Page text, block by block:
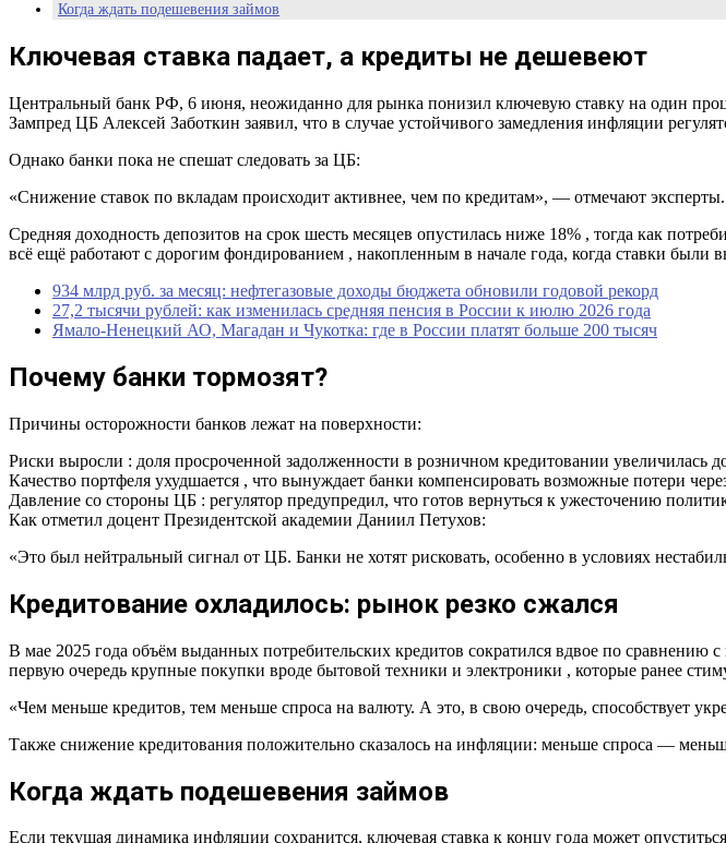
Когда ждать подешевения займов
Ключевая ставка падает, а кредиты не дешевеют
Центральный банк РФ, 6 июня, неожиданно для рынка понизил ключевую ставку на один
Зампред ЦБ Алексей Заботкин заявил, что в случае устойчивого замедления инфляции
Однако банки пока не спешат следовать за ЦБ:
«Снижение ставок по вкладам происходит активнее, чем по кредитам», — отмечают эксперты.
Средняя доходность депозитов на срок шесть месяцев опустилась ниже 18% , тогда как
всё ещё работают с дорогим фондированием , накопленным в начале года, когда ставки были
934 млрд руб. за месяц: нефтегазовые доходы бюджета обновили годовой рекорд
27,2 тысячи рублей: как изменилась средняя пенсия в России к июлю 2026 года
Ямало-Ненецкий АО, Магадан и Чукотка: где в России платят больше 200 тысяч
Почему банки тормозят?
Причины осторожности банков лежат на поверхности:
Риски выросли : доля просроченной задолженности в розничном кредитовании увеличилась
Качество портфеля ухудшается , что вынуждает банки компенсировать возможные потери
Давление со стороны ЦБ : регулятор предупредил, что готов вернуться к ужесточению
Как отметил доцент Президентской академии Даниил Петухов:
«Это был нейтральный сигнал от ЦБ. Банки не хотят рисковать, особенно в условиях
Кредитование охладилось: рынок резко сжался
В мае 2025 года объём выданных потребительских кредитов сократился вдвое по
первую очередь крупные покупки вроде бытовой техники и электроники , которые ранее
«Чем меньше кредитов, тем меньше спроса на валюту. А это, в свою очередь, способствует
Также снижение кредитования положительно сказалось на инфляции: меньше спроса —
Когда ждать подешевения займов
Если текущая динамика инфляции сохранится, ключевая ставка к концу года может